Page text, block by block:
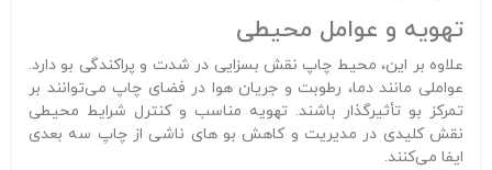
تهویه و عوامل محیطی
علاوه بر این، محیط چاپ نقش بسزایی در شدت و پراکندگی بو دارد.
عواملی مانند دما، رطوبت و جریان هوا در فضای چاپ می‌توانند بر
تمرکز بو تأثیرگذار باشند. تهویه مناسب و کنترل شرایط محیطی
نقش کلیدی در مدیریت و کاهش بو های ناشی از چاپ سه‌ بعدی
ایفا می‌کنند.